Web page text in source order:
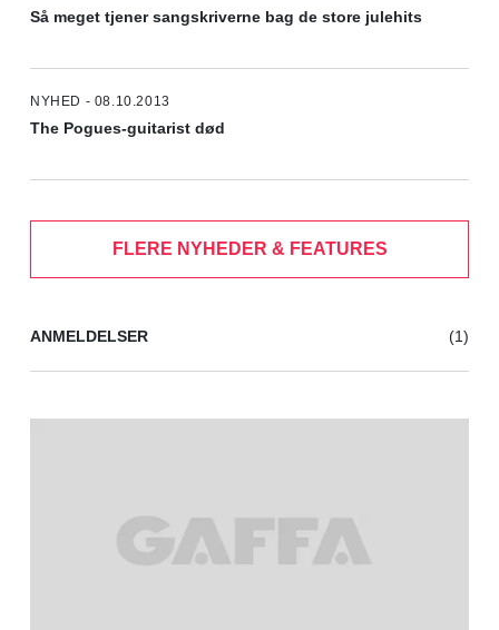
Så meget tjener sangskriverne bag de store julehits
NYHED - 08.10.2013
The Pogues-guitarist død
FLERE NYHEDER & FEATURES
ANMELDELSER (1)